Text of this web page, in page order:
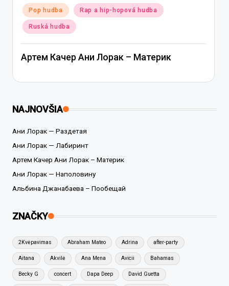
Posted
in
Pop hudba Rap a hip-hopová hudba
Ruská hudba
Артем Качер Ани Лорак – Материк
NAJNOVŠIA
Ани Лорак — Раздетая
Ани Лорак — Лабиринт
Артем Качер Ани Лорак – Материк
Ани Лорак — Наполовину
Альбина Джанабаева – Пообещай
ZNAČKY
2Kvėpavimas Abraham Mateo Adrina after-party
Aitana Akvilė Ana Mena Avicii Bahamas
Becky G concert Dapa Deep David Guetta